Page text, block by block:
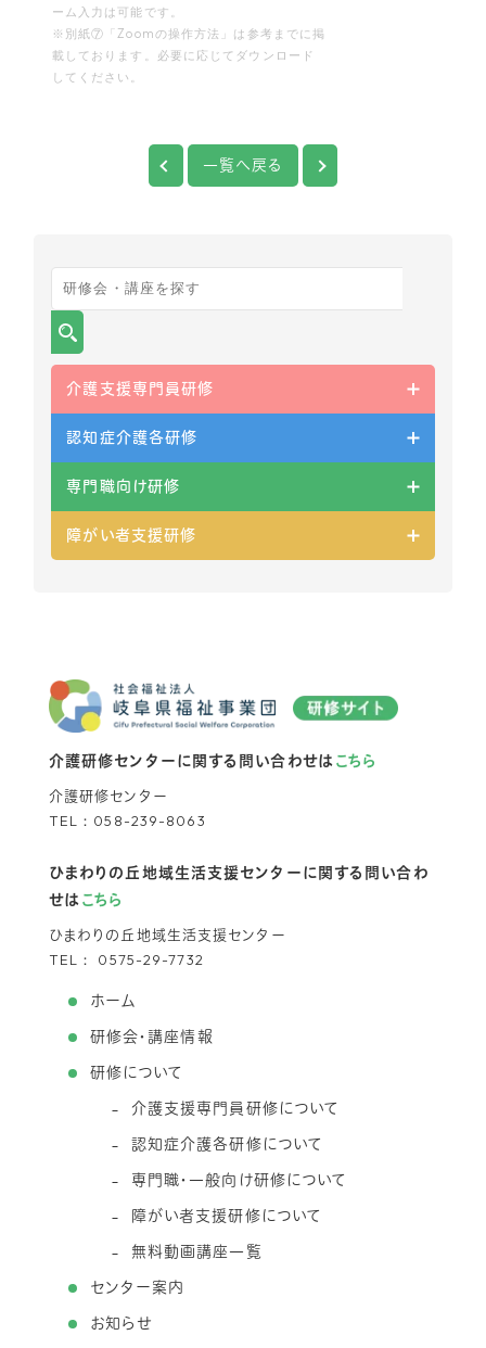
ーム入力は可能です。
※別紙⑦「Zoomの操作方法」は参考までに掲
載しております。必要に応じてダウンロード
してください。
一覧へ戻る
介護支援専門員研修
認知症介護各研修
専門職向け研修
障がい者支援研修
介護研修センターに関する問い合わせは こちら
介護研修センター
TEL： 058-239-8063
ひまわりの丘地域生活支援センターに関する問い合わ
せは こちら
ひまわりの丘地域生活支援センター
TEL： 0575-29-7732
ホーム
研修会・講座情報
研修について
介護支援専門員研修について
認知症介護各研修について
専門職・一般向け研修について
障がい者支援研修について
無料動画講座一覧
センター案内
お知らせ